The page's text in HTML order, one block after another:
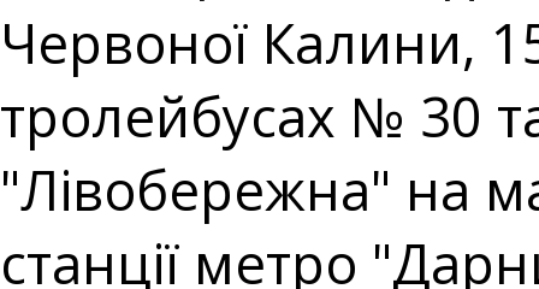
Червоної Калини,
тролейбусах № 30
"Лівобережна" на
станції метро